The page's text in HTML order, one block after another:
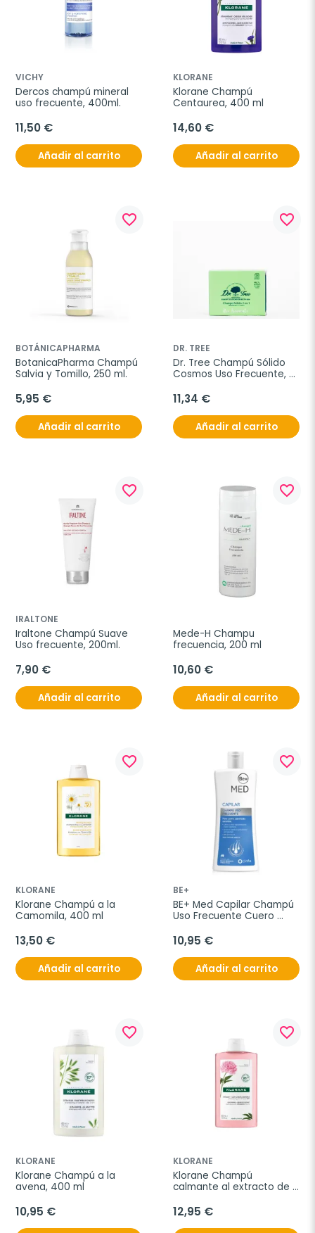
VICHY
Dercos champú mineral
uso frecuente, 400ml.
11,50 €
Añadir al carrito
KLORANE
Klorane Champú
Centaurea, 400 ml
14,60 €
Añadir al carrito
favorite_border
BOTÁNICAPHARMA
BotanicaPharma Champú
Salvia y Tomillo, 250 ml.
5,95 €
Añadir al carrito
favorite_border
DR. TREE
Dr. Tree Champú Sólido
Cosmos Uso Frecuente,
11,34 €
Añadir al carrito
favorite_border
IRALTONE
Iraltone Champú Suave
Uso frecuente, 200ml.
7,90 €
Añadir al carrito
favorite_border
Mede-H Champu
frecuencia, 200 ml
10,60 €
Añadir al carrito
favorite_border
KLORANE
Klorane Champú a la
Camomila, 400 ml
13,50 €
Añadir al carrito
favorite_border
BE+
BE+ Med Capilar Champú
Uso Frecuente Cuero
10,95 €
Añadir al carrito
favorite_border
KLORANE
Klorane Champú a la
avena, 400 ml
10,95 €
favorite_border
KLORANE
Klorane Champú
calmante al extracto de
12,95 €